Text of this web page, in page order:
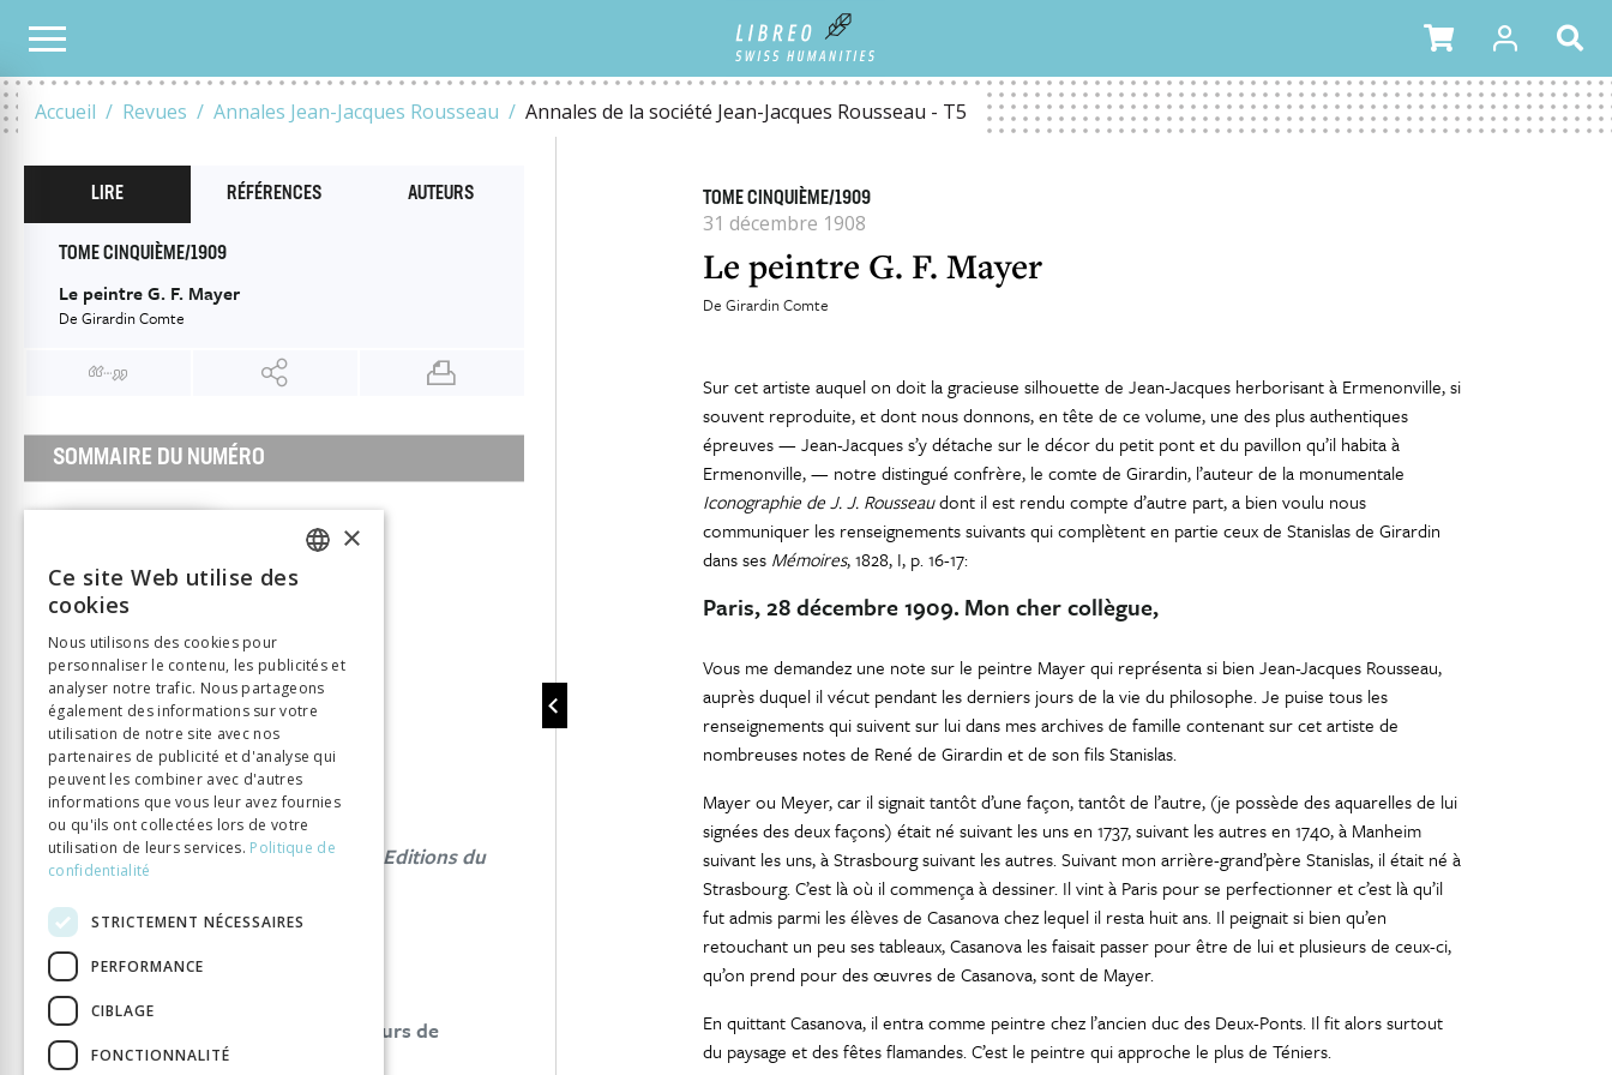
Accueil Revues Annales Jean-Jacques Rousseau Annales de la société Jean-Jacques Rousseau - T5
TOUS LES NUMÉROS
TOME CINQUIÈME/1909
31 décembre 1908
Le peintre G. F. Mayer
De Girardin Comte
Sur cet artiste auquel on doit la gracieuse silhouette de Jean-Jacques herborisant à Ermenonville, si
souvent reproduite, et dont nous donnons, en tête de ce volume, une des plus authentiques
épreuves — Jean-Jacques s’y détache sur le décor du petit pont et du pavillon qu’il habita à
Ermenonville, — notre distingué confrère, le comte de Girardin, l’auteur de la monumentale
Iconographie de J. J. Rousseaudont il est rendu compte d’autre part, a bien voulu nous
communiquer les renseignements suivants qui complètent en partie ceux de Stanislas de Girardin
dans ses Mémoires, 1828, I, p. 16-17:
Paris, 28 décembre 1909. Mon cher collègue,
Vous me demandez une note sur le peintre Mayer qui représenta si bien Jean-Jacques Rousseau,
auprès duquel il vécut pendant les derniers jours de la vie du philosophe. Je puise tous les
renseignements qui suivent sur lui dans mes archives de famille contenant sur cet artiste de
nombreuses notes de René de Girardin et de son fils Stanislas.
Mayer ou Meyer, car il signait tantôt d’une façon, tantôt de l’autre, (je possède des aquarelles de lui
signées des deux façons) était né suivant les uns en 1737, suivant les autres en 1740, à Manheim
suivant les uns, à Strasbourg suivant les autres. Suivant mon arrière-grand’père Stanislas, il était né à
Strasbourg. C’est là où il commença à dessiner. Il vint à Paris pour se perfectionner et c’est là qu’il
fut admis parmi les élèves de Casanova chez lequel il resta huit ans. Il peignait si bien qu’en
retouchant un peu ses tableaux, Casanova les faisait passer pour être de lui et plusieurs de ceux-ci,
qu’on prend pour des œuvres de Casanova, sont de Mayer.
En quittant Casanova, il entra comme peintre chez l’ancien duc des Deux-Ponts. Il fit alors surtout
du paysage et des fêtes flamandes. C’est le peintre qui approche le plus de Téniers.
LIRE RÉFÉRENCES AUTEURS
TOME CINQUIÈME/1909
Le peintre G. F. Mayer
De Girardin Comte
SOMMAIRE DU NUMÉRO
31 décembre 1908
TOME CINQUIÈME/1909
Le texte de la nouvelle héloïseet les Editions du
XVIIIe Siècle
Mornet Daniel
Les éditions du dix-huitième siècle.
Daniel Mornet
Recherches sur les sources du discours de
l’inégalité
ITALIAN
×
Ce site Web utilise des
cookies
Nous utilisons des cookies pour
personnaliser le contenu, les publicités et
analyser notre trafic. Nous partageons
également des informations sur votre
utilisation de notre site avec nos
partenaires de publicité et d'analyse qui
peuvent les combiner avec d'autres
informations que vous leur avez fournies
ou qu'ils ont collectées lors de votre
utilisation de leurs services. Politique de
confidentialité
STRICTEMENT NÉCESSAIRES
PERFORMANCE
CIBLAGE
FONCTIONNALITÉ